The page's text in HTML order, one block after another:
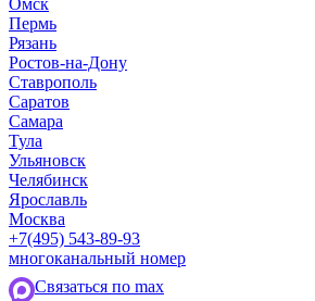
Пермь
Рязань
Ростов-на-Дону
Ставрополь
Саратов
Самара
Тула
Ульяновск
Челябинск
Ярославль
Москва
+7(495) 543-89-93
многоканальный номер
Cвязаться по max